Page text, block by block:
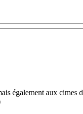
également aux cimes